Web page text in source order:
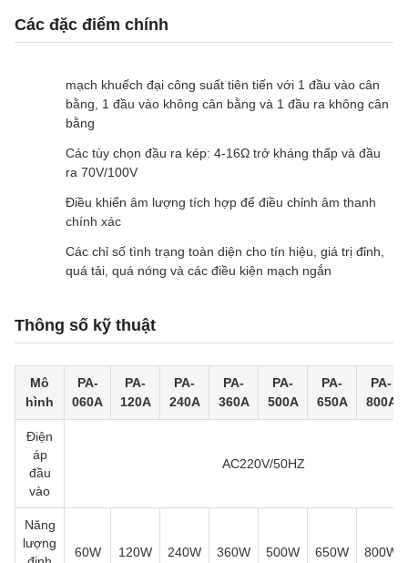
Các đặc điểm chính
mạch khuếch đại công suất tiên tiến với 1 đầu vào cân
bằng, 1 đầu vào không cân bằng và 1 đầu ra không cân
bằng
Các tùy chọn đầu ra kép: 4-16Ω trở kháng thấp và đầu
ra 70V/100V
Điều khiển âm lượng tích hợp để điều chỉnh âm thanh
chính xác
Các chỉ số tình trạng toàn diện cho tín hiệu, giá trị đỉnh,
quá tải, quá nóng và các điều kiện mạch ngắn
Thông số kỹ thuật
Mô
hình
PA-
060A
PA-
120A
PA-
240A
PA-
360A
PA-
500A
PA-
650A
PA-
800A
Điện
áp
đầu
vào
AC220V/50HZ
Năng
lượng
60W 120W 240W 360W 500W 650W 800W